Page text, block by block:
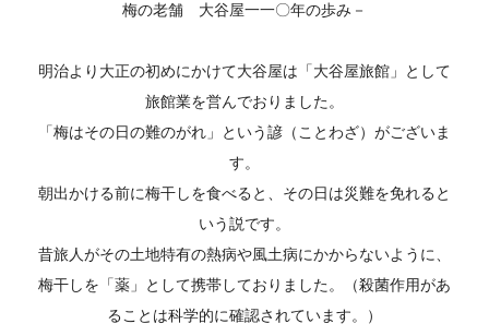
梅の老舗 大谷屋一一〇年の歩み－
明治より大正の初めにかけて大谷屋は「大谷屋旅館」として
旅館業を営んでおりました。
「梅はその日の難のがれ」という諺（ことわざ）がございま
す。
朝出かける前に梅干しを食べると、その日は災難を免れると
いう説です。
昔旅人がその土地特有の熱病や風土病にかからないように、
梅干しを「薬」として携帯しておりました。（殺菌作用があ
ることは科学的に確認されています。）